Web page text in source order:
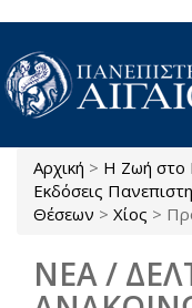
Παράκαμψη προς το
Είστε εδώ
Αρχική > Η Ζωή στο
Εκδόσεις
Θέσεων > Χίος >
ΝΕΑ /